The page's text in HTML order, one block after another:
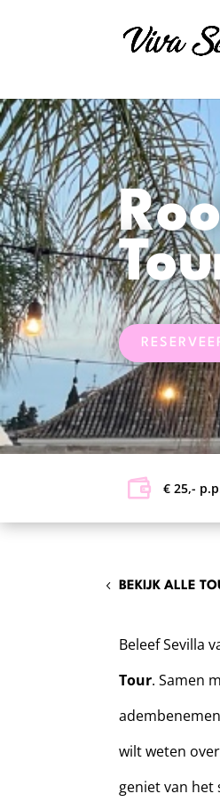
€ 25,-
BEKIJK ALLE
Beleef Sevilla
Tour. Samen
wilt weten
geniet van het